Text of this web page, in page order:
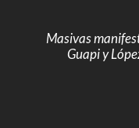
Masivas
Guapi y